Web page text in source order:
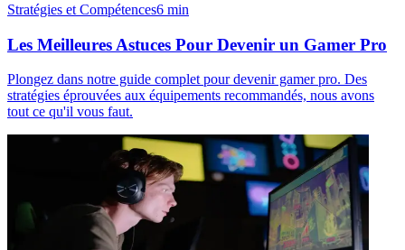
Stratégies et Compétences6 min
Les Meilleures Astuces Pour Devenir un Gamer Pro
Plongez dans notre guide complet pour devenir gamer pro. Des
stratégies éprouvées aux équipements recommandés, nous avons
tout ce qu'il vous faut.